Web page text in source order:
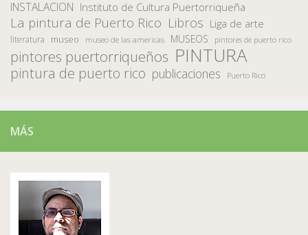
INSTALACION Instituto de Cultura Puertorriqueña
La pintura de Puerto Rico Libros Liga de arte
literatura museo museo de las americas MUSEOS pintores de puerto rico
pintores puertorriqueños PINTURA
pintura de puerto rico publicaciones Puerto Rico
MÁS